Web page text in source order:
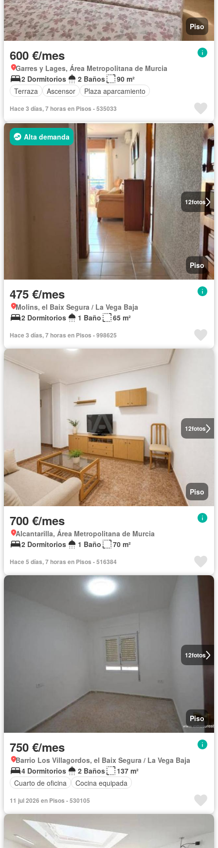
Piso
600 €/mes
Garres y Lages, Área Metropolitana de Murcia
2 Dormitorios
2 Baños
90 m²
Terraza
Ascensor Plaza aparcamiento
Hace 3 días, 7 horas en Pisos - 535033
12fotos
Alta demanda
Piso
475 €/mes
Molins, el Baix Segura / La Vega Baja
2 Dormitorios
1 Baño 65 m²
Hace 3 días, 7 horas en Pisos - 998625
12fotos
Piso
700 €/mes
Alcantarilla, Área Metropolitana de Murcia
2 Dormitorios
1 Baño 70 m²
Hace 5 días, 7 horas en Pisos - 516384
12fotos
Piso
750 €/mes
Barrio Los Villagordos, el Baix Segura / La Vega Baja
4 Dormitorios
2 Baños
137 m²
Cuarto de oficina
Cocina equipada
11 jul 2026 en Pisos - 530105